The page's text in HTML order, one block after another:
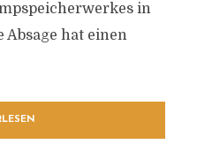
in
Absage hat einen